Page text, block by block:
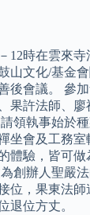
12時在雲來
山文化/基金
後會議。 參
果許法師、
領執事始於
坐會及工務
體驗，皆可
創辦人聖嚴
位，果東法師
退位方丈。